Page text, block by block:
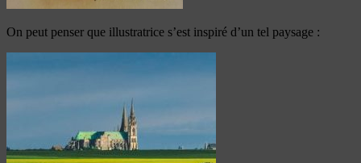
On peut penser que illustratrice s’est inspiré d’un tel paysage :